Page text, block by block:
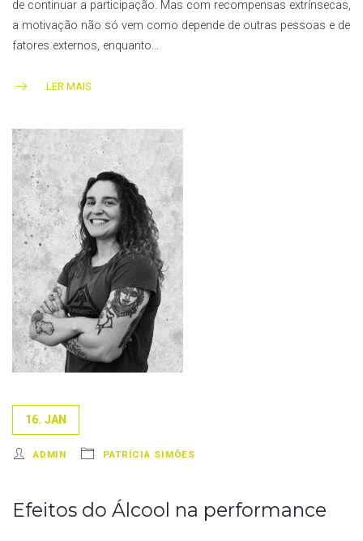
de continuar a participação. Mas com recompensas extrínsecas,
a motivação não só vem como depende de outras pessoas e de
fatores externos, enquanto…
LER MAIS
16. JAN
ADMIN PATRÍCIA SIMÕES
Efeitos do Álcool na performance